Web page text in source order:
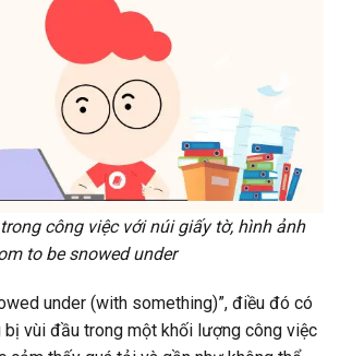
công việc với núi giấy tờ, hình ảnh
to be snowed under
under (with something)”, điều đó có
bị vùi đầu trong một khối lượng công việc